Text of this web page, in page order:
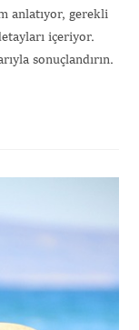
anlatıyor, gerekli
içeriyor.
sonuçlandırın.